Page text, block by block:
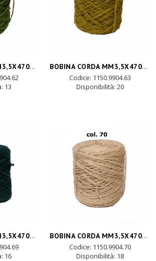
BOBINA CORDA MM3,5X470MT-verde pr.
13
BOBINA CORDA MM3,5X470MT-verde pistacchi
Codice: 1150.9904.63
Disponibilità: 20
BOBINA CORDA MM3,5X470MT-verde scuro
16
BOBINA CORDA MM3,5X470MT- crema
Codice: 1150.9904.70
Disponibilità: 18